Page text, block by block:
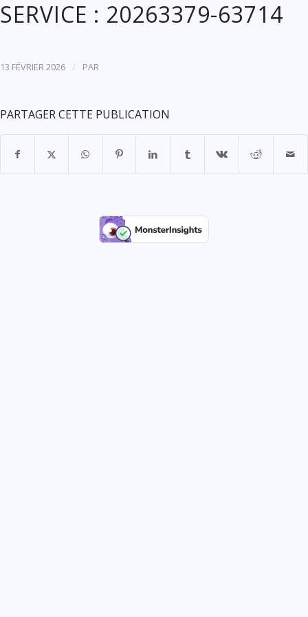
SERVICE : 20263379-63714
13 FÉVRIER 2026 / PAR
PARTAGER CETTE PUBLICATION